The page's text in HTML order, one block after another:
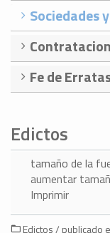
Sociedades
Fe de
Edictos
tamaño de la
aumentar
Imprimir
Edictos / publicado